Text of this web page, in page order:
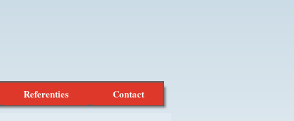
Referenties Contact